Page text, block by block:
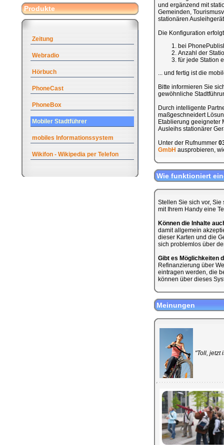
Produkte
Zeitung
Webradio
Hörbuch
PhoneCast
PhoneBox
Mobiler Stadtführer
mobiles Informationssystem
Wikifon - Wikipedia per Telefon
und ergänzend mit
Gemeinden,
stationären
Die Konfiguration
bei
Anzahl der
für jede Station
... und fertig ist die
Bitte informieren Sie
gewöhnliche
Durch intelligente
maßgeschneidert
Etablierung geeigneter
Ausleihs stationärer
Unter der Rufnummer
GmbH ausprobieren,
Wie funktioniert
Stellen Sie sich vor,
mit Ihrem Handy eine
Können die Inhalte
damit allgemein
dieser Karten und die
sich problemlos über
Gibt es Möglichkeiten
Refinanzierung über
eintragen werden, die
können über dieses
Meinungen
"Toll, jetzt